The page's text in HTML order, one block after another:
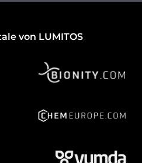
von LUMITOS